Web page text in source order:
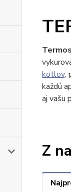
kotlov,
každú
aj vašu
Z